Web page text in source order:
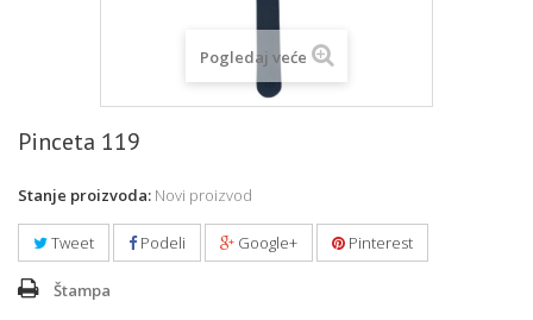
Pogledaj veće
Pinceta 119
Stanje proizvoda: Novi proizvod
Tweet Podeli Google+ Pinterest
Štampa